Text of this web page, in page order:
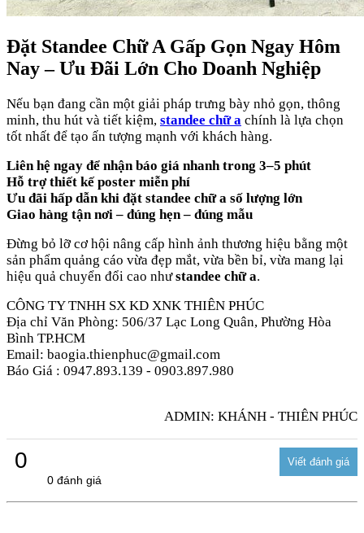
Đặt Standee Chữ A Gấp Gọn Ngay Hôm
Nay – Ưu Đãi Lớn Cho Doanh Nghiệp
Nếu bạn đang cần một giải pháp trưng bày nhỏ gọn, thông
minh, thu hút và tiết kiệm, standee chữ a chính là lựa chọn
tốt nhất để tạo ấn tượng mạnh với khách hàng.
Liên hệ ngay để nhận báo giá nhanh trong 3–5 phút
Hỗ trợ thiết kế poster miễn phí
Ưu đãi hấp dẫn khi đặt standee chữ a số lượng lớn
Giao hàng tận nơi – đúng hẹn – đúng mẫu
Đừng bỏ lỡ cơ hội nâng cấp hình ảnh thương hiệu bằng một
sản phẩm quảng cáo vừa đẹp mắt, vừa bền bỉ, vừa mang lại
hiệu quả chuyển đổi cao nhưstandee chữ a.
CÔNG TY TNHH SX KD XNK THIÊN PHÚC
Địa chỉ Văn Phòng: 506/37 Lạc Long Quân, Phường Hòa
Bình TP.HCM
Email: baogia.thienphuc@gmail.com
Báo Giá : 0947.893.139 - 0903.897.980
ADMIN: KHÁNH - THIÊN PHÚC
0
0 đánh giá